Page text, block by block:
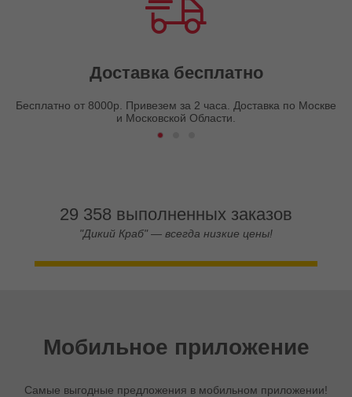
Доставка бесплатно
Бесплатно от 8000р. Привезем за 2 часа. Доставка по Москве
и Московской Области.
29 358 выполненных заказов
"Дикий Краб" — всегда низкие цены!
Мобильное приложение
Самые выгодные предложения в мобильном приложении!